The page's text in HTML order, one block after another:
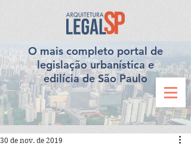
O mais completo portal de
legislação urbanística e
edilícia de São Paulo
30 de nov. de 2019